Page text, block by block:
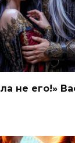
не его!»